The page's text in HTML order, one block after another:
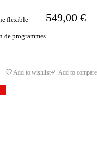
flexible
de programmes
549,00 €
Add to wishlist Add to compare